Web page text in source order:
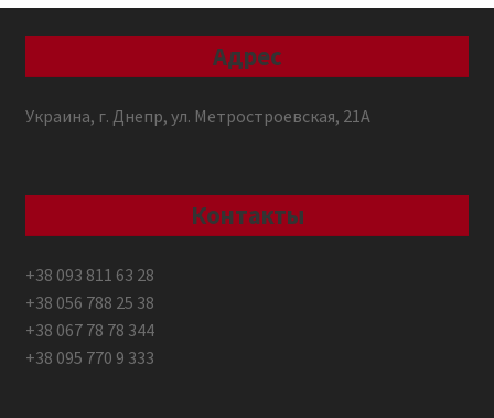
Адрес
Украина, г. Днепр, ул. Метростроевская, 21А
Контакты
+38 093 811 63 28
+38 056 788 25 38
+38 067 78 78 344
+38 095 770 9 333